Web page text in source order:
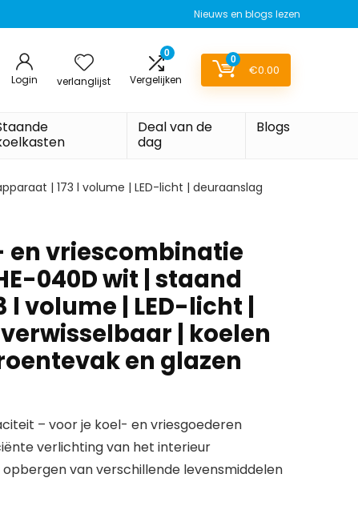
Nieuws en blogs lezen
Login verlanglijst
0
Vergelijken
0
€0.00
Deal van de
dag
Blogs
| 173 l volume | LED-licht | deuraanslag
en vriescombinatie
040D wit | staand
l volume | LED-licht |
| koelen
en glazen
– voor je koel- en vriesgoederen
verlichting van het interieur
van verschillende levensmiddelen